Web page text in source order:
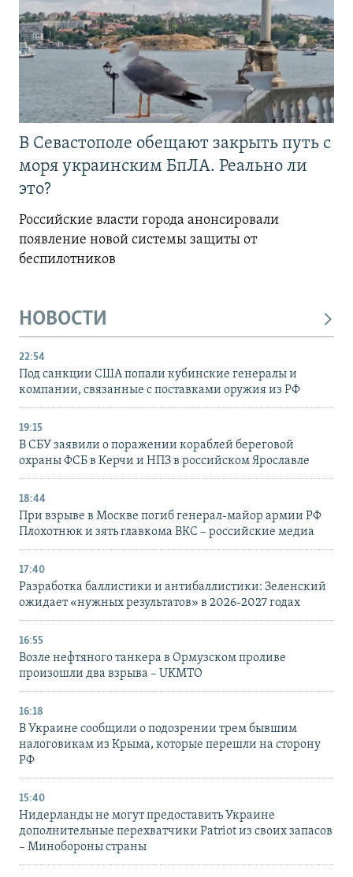
В Севастополе обещают закрыть путь с
моря украинским БпЛА. Реально ли
это?
Российские власти города анонсировали
появление новой системы защиты от
беспилотников
НОВОСТИ
22:54
Под санкции США попали кубинские генералы и
компании, связанные с поставками оружия из РФ
19:15
В СБУ заявили о поражении кораблей береговой
охраны ФСБ в Керчи и НПЗ в российском Ярославле
18:44
При взрыве в Москве погиб генерал-майор армии РФ
Плохотнюк и зять главкома ВКС – российские медиа
17:40
Разработка баллистики и антибаллистики: Зеленский
ожидает «нужных результатов» в 2026-2027 годах
16:55
Возле нефтяного танкера в Ормузском проливе
произошли два взрыва – UKMTO
16:18
В Украине сообщили о подозрении трем бывшим
налоговикам из Крыма, которые перешли на сторону
РФ
15:40
Нидерланды не могут предоставить Украине
дополнительные перехватчики Patriot из своих запасов
– Минобороны страны